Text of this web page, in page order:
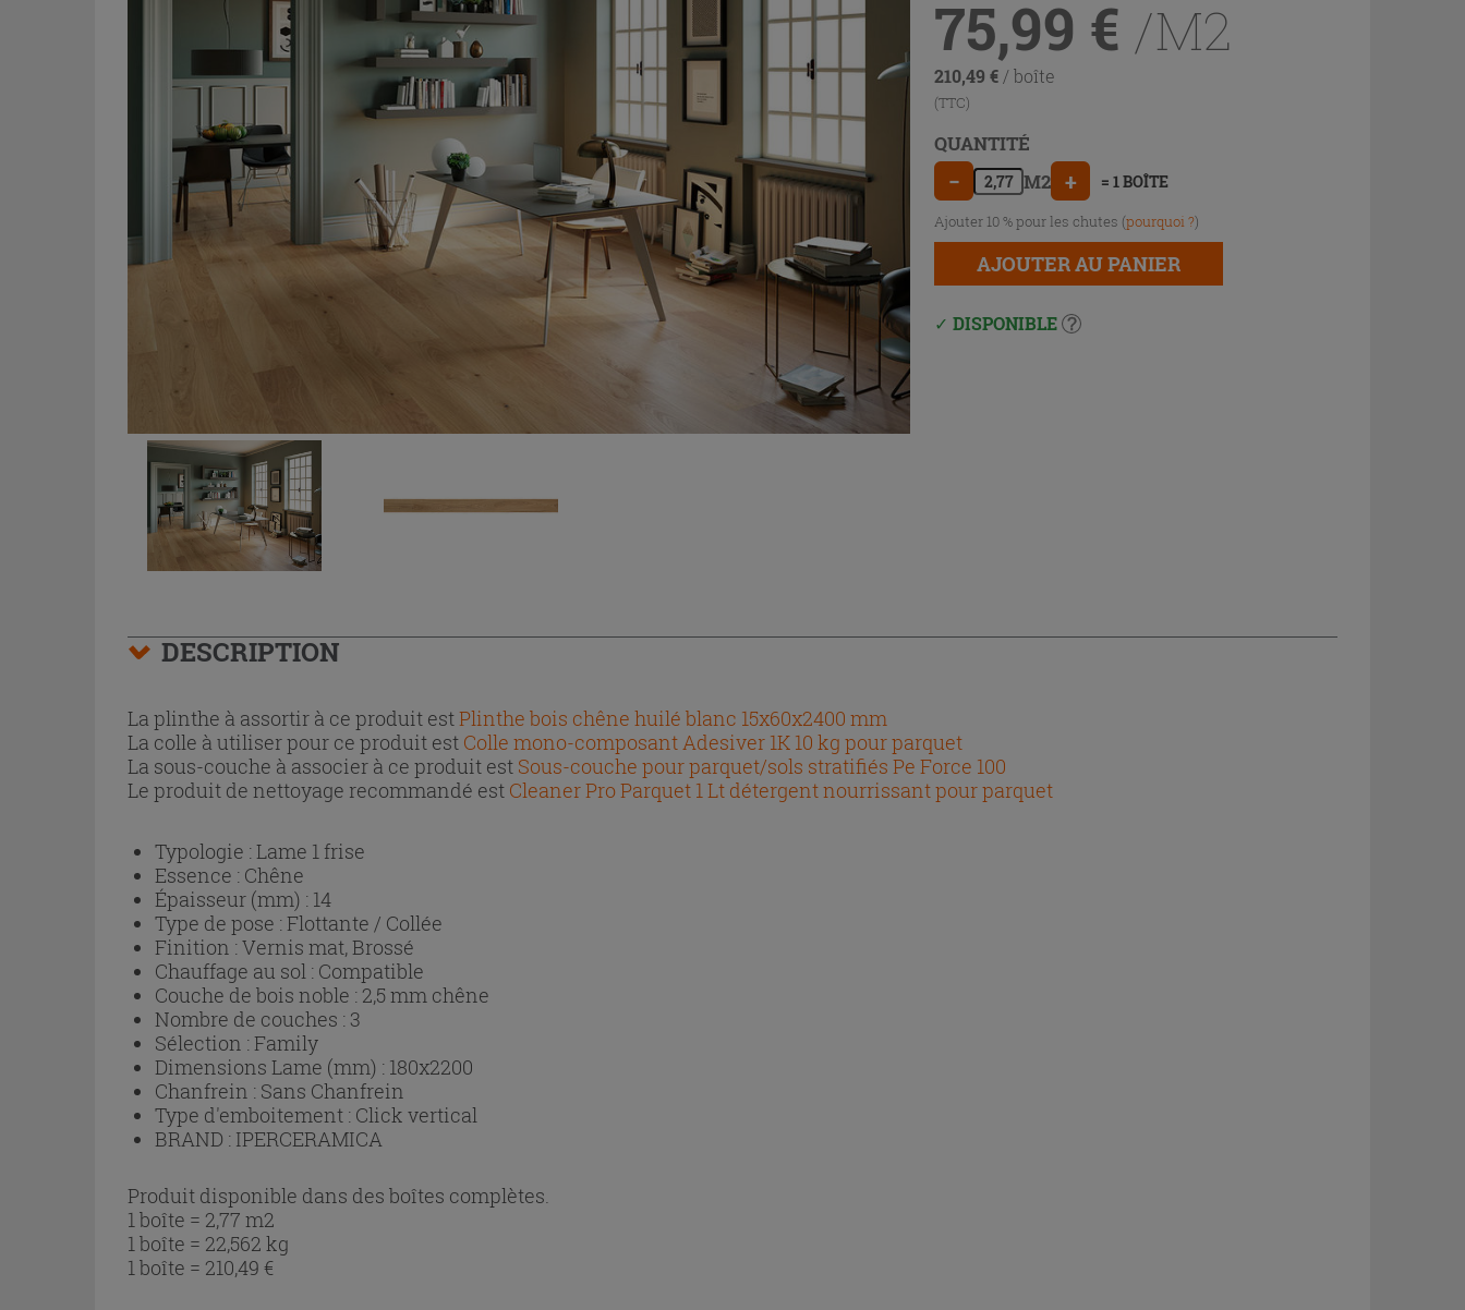
75,99 € /M2
210,49 € / boîte
(TTC)
QUANTITÉ
− M2 + = 1 BOÎTE
Ajouter 10 % pour les chutes (pourquoi ?)
AJOUTER AU PANIER
DISPONIBLE
DESCRIPTION
La plinthe à assortir à ce produit estPlinthe bois chêne huilé blanc 15x60x2400 mm
La colle à utiliser pour ce produit est Colle mono-composant Adesiver 1K 10 kg pour parquet
La sous-couche à associer à ce produit est Sous-couche pour parquet/sols stratifiés Pe Force 100
Le produit de nettoyage recommandé est Cleaner Pro Parquet 1 Lt détergent nourrissant pour parquet
Typologie :Lame 1 frise
Essence : Chêne
Épaisseur (mm) : 14
Type de pose :Flottante / Collée
Finition :Vernis mat, Brossé
Chauffage au sol : Compatible
Couche de bois noble : 2,5 mm chêne
Nombre de couches : 3
Sélection :Family
Dimensions Lame (mm) : 180x2200
Chanfrein : Sans Chanfrein
Type d'emboitement : Click vertical
BRAND : IPERCERAMICA
Produit disponible dans des boîtes complètes.
1 boîte = 2,77 m2
1 boîte = 22,562 kg
1 boîte = 210,49 €